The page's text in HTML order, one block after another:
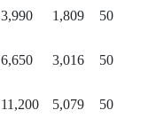
3,990 1,809 50
6,650 3,016 50
11,200 5,079 50